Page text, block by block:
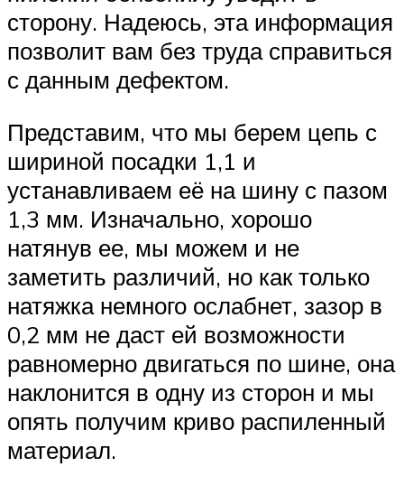
сторону. Надеюсь, эта информация
позволит вам без труда справиться
с данным дефектом.
Представим, что мы берем цепь с
шириной посадки 1,1 и
устанавливаем её на шину с пазом
1,3 мм. Изначально, хорошо
натянув ее, мы можем и не
заметить различий, но как только
натяжка немного ослабнет, зазор в
0,2 мм не даст ей возможности
равномерно двигаться по шине, она
наклонится в одну из сторон и мы
опять получим криво распиленный
материал.